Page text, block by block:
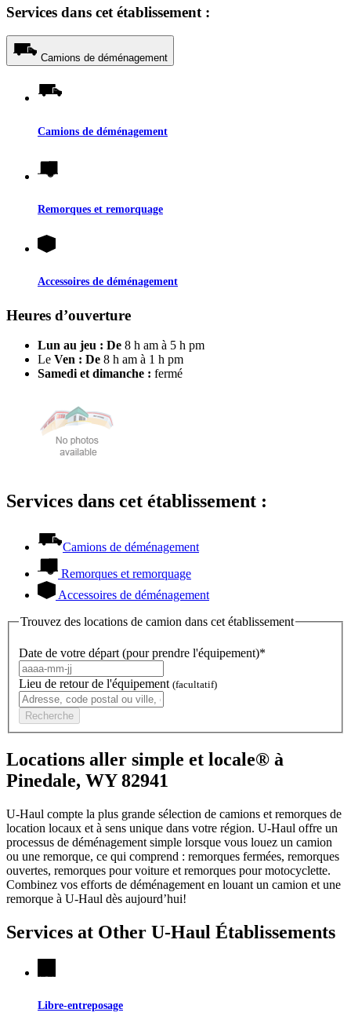
Services dans cet établissement :
Camions de déménagement
Camions de déménagement
Remorques et remorquage
Accessoires de déménagement
Heures d’ouverture
Lun au jeu : De 8 h am à 5 h pm
Le Ven : De 8 h am à 1 h pm
Samedi et dimanche : fermé
Services dans cet établissement :
Camions de déménagement
Remorques et remorquage
Accessoires de déménagement
Trouvez des locations de camion dans cet établissement
Date de votre départ (pour prendre l'équipement)*
Lieu de retour de l'équipement (facultatif)
Recherche
Locations aller simple et locale® à
Pinedale, WY 82941
U-Haul compte la plus grande sélection de camions et remorques de
location locaux et à sens unique dans votre région. U-Haul offre un
processus de déménagement simple lorsque vous louez un camion
ou une remorque, ce qui comprend : remorques fermées, remorques
ouvertes, remorques pour voiture et remorques pour motocyclette.
Combinez vos efforts de déménagement en louant un camion et une
remorque à U-Haul dès aujourd’hui!
Services at Other U-Haul Établissements
Libre-entreposage